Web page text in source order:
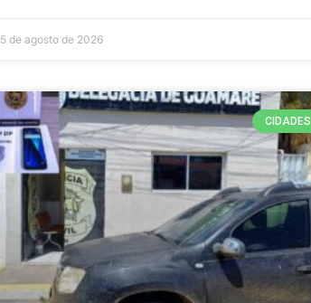
5 de agosto de 2026
CIDADES